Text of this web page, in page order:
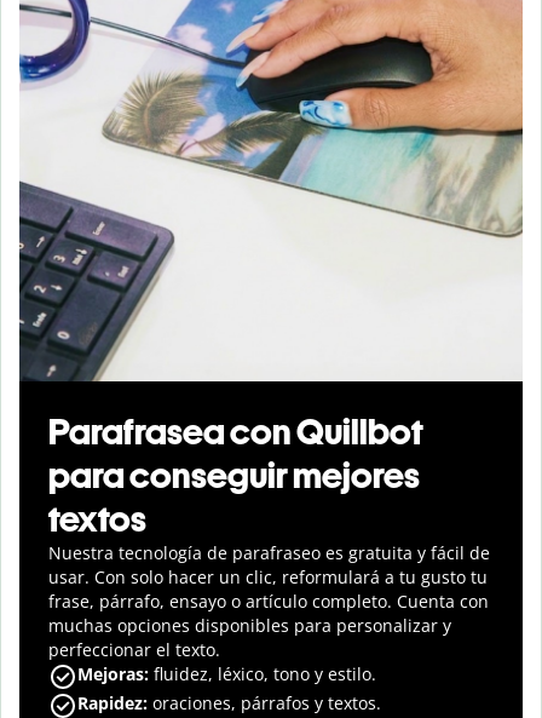
Parafrasea con Quillbot
para conseguir mejores
textos
Nuestra tecnología de parafraseo es gratuita y fácil de
usar. Con solo hacer un clic, reformulará a tu gusto tu
frase, párrafo, ensayo o artículo completo. Cuenta con
muchas opciones disponibles para personalizar y
perfeccionar el texto.
Mejoras: fluidez, léxico, tono y estilo.
Rapidez: oraciones, párrafos y textos.